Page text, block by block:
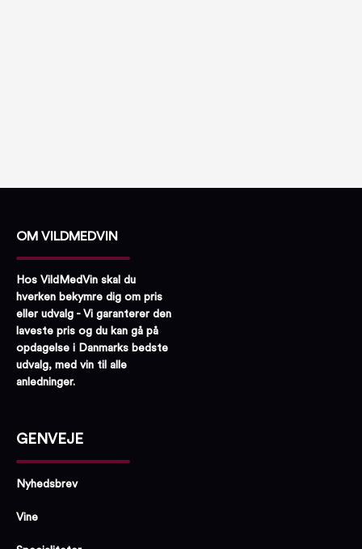
OM VILDMEDVIN
Hos VildMedVin skal du
hverken bekymre dig om pris
eller udvalg - Vi garanterer den
laveste pris og du kan gå på
opdagelse i Danmarks bedste
udvalg, med vin til alle
anledninger.
GENVEJE
Nyhedsbrev
Vine